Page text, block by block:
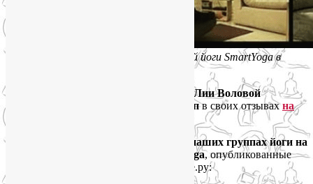
Онлайн-занятия групп оздоровительной йоги SmartYoga в
Вот что пишут о занятиях в группах Лии Воловой
SmartYoga сами участники этих группв своих отзывахна
Некоторые из отзывов о занятиях в наших группах йоги на
Соколе и Октябрьском поле SmartYoga, опубликованные
участниками на портале Самопознание.ру: